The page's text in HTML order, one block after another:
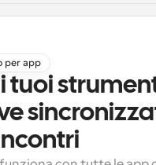
per app
tuoi